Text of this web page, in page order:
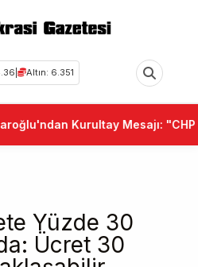
Altın: 6.351
Kurultay Mesajı: "CHP
Yüzde 30
Ücret 30